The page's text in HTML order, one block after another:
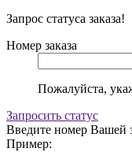
Запрос статуса заказа!
Номер заказа
Пожалуйста,
Запросить статус
Введите номер Вашей
Пример: